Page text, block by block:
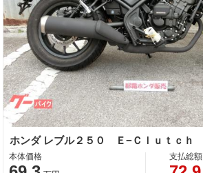
ホンダ レブル２５０ Ｅ−Ｃｌｕｔｃｈ
本体価格 支払総額